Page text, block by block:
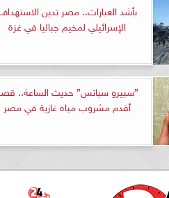
بأشد العبارات.. مصر تدين
الإسرائيلي لمخيم جباليا في غزة
”سبيرو سباتس” حديث الساعة..
أقدم مشروب مياه غازية في مصر